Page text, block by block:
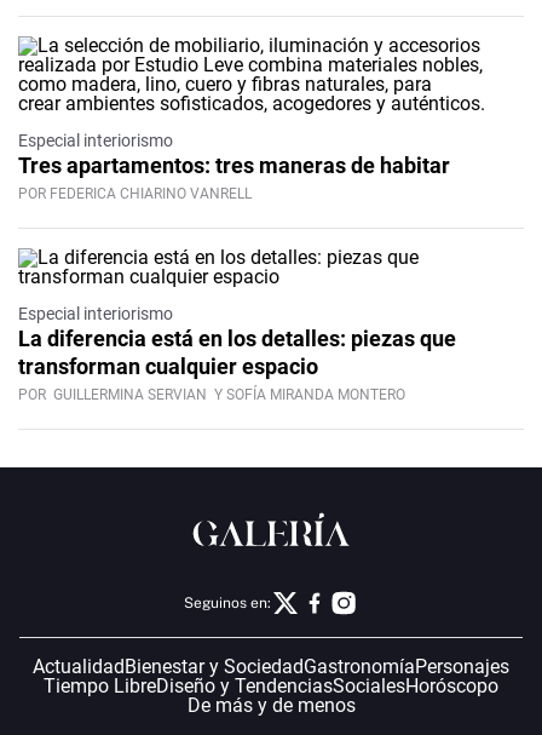
Especial interiorismo
Tres apartamentos: tres maneras de habitar
POR FEDERICA CHIARINO VANRELL
Especial interiorismo
La diferencia está en los detalles: piezas que
transforman cualquier espacio
POR GUILLERMINA SERVIAN Y SOFÍA MIRANDA MONTERO
Seguinos en:
Actualidad Bienestar y SociedadGastronomíaPersonajes
Tiempo LibreDiseño y TendenciasSocialesHoróscopo
De más y de menos